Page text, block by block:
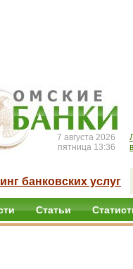
7 августа 2026
пятница 13:36
банковских услуг
Статьи